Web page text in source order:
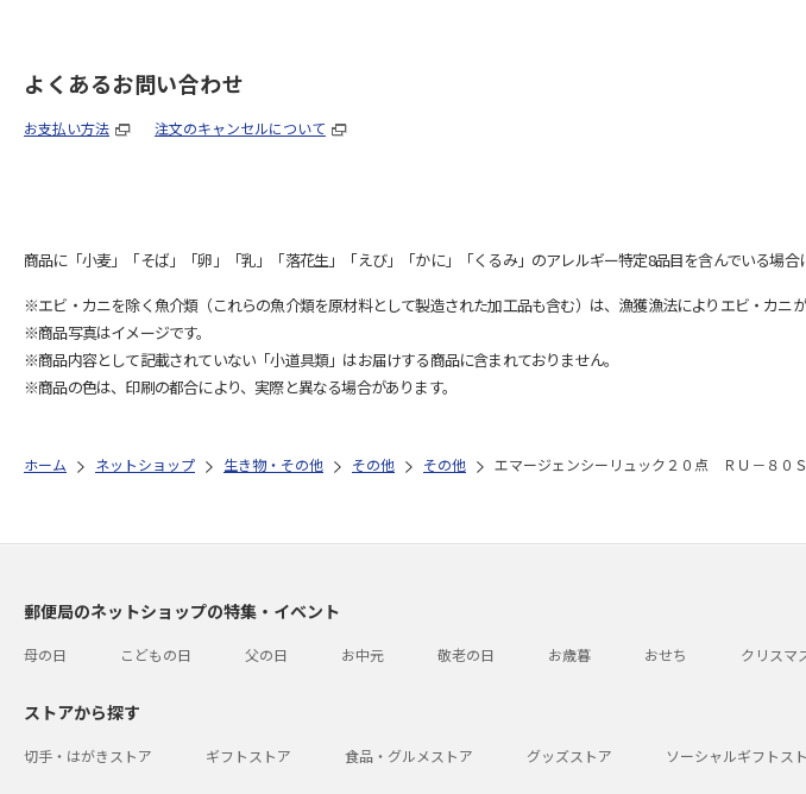
よくあるお問い合わせ
お支払い方法 注文のキャンセルについて
商品に「小麦」「そば」「卵」「乳」「落花生」「えび」「かに」「くるみ」のアレルギー特定8品目を含んでいる場合
※エビ・カニを除く魚介類（これらの魚介類を原材料として製造された加工品も含む）は、漁獲漁法によりエビ・カニ
※商品写真はイメージです。
※商品内容として記載されていない「小道具類」はお届けする商品に含まれておりません。
※商品の色は、印刷の都合により、実際と異なる場合があります。
ホーム ネットショップ 生き物・その他 その他 その他 エマージェンシーリュック２０点 ＲＵ－８０Ｓ
郵便局のネットショップの特集・イベント
母の日 こどもの日 父の日 お中元 敬老の日 お歳暮 おせち クリスマ
ストアから探す
切手・はがきストア ギフトストア 食品・グルメストア グッズストア ソーシャルギフトス